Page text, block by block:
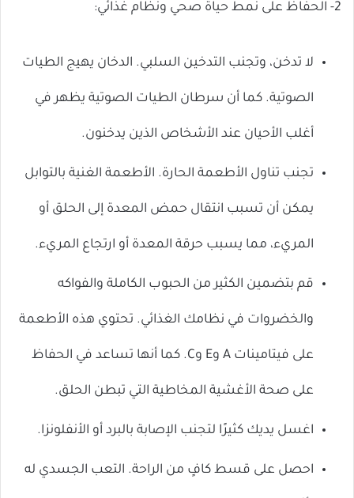
2- الحفاظ على نمط حياة صحي ونظام غذائي:
لا تدخن، وتجنب التدخين السلبي. الدخان يهيج الطيات
الصوتية. كما أن سرطان الطيات الصوتية يظهر في
أغلب الأحيان عند الأشخاص الذين يدخنون.
تجنب تناول الأطعمة الحارة. الأطعمة الغنية بالتوابل
يمكن أن تسبب انتقال حمض المعدة إلى الحلق أو
المريء، مما يسبب حرقة المعدة أو ارتجاع المريء.
قم بتضمين الكثير من الحبوب الكاملة والفواكه
والخضروات في نظامك الغذائي. تحتوي هذه الأطعمة
على فيتامينات A وE وC. كما أنها تساعد في الحفاظ
على صحة الأغشية المخاطية التي تبطن الحلق.
اغسل يديك كثيرًا لتجنب الإصابة بالبرد أو الأنفلونزا.
احصل على قسط كافٍ من الراحة. التعب الجسدي له